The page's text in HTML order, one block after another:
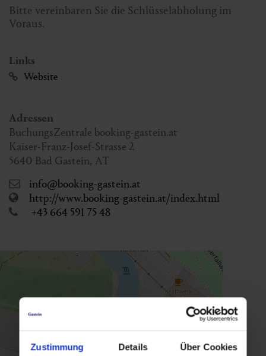
Zustimmung Details Über Cookies
Bitte vereinbaren Sie die Schlüsselabholung im
Voraus.
Links
Website
Adressen
BuchungsZentrale booking-gastein.at
Kaiser-Franz-Josef-Strasse 2
5640 Bad Gastein, AT
info@booking-gastein.at
http://www.booking-gastein.at/index.html
+43 664 591 75 48